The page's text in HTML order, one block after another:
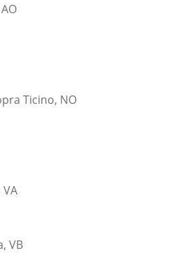
Ticino, NO
VB